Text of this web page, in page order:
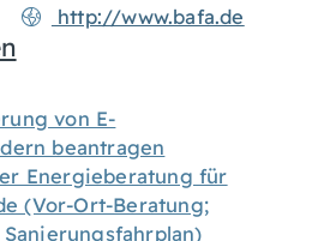
http://www.bafa.de
von E-
beantragen
Energieberatung für
(Vor-Ort-Beratung;